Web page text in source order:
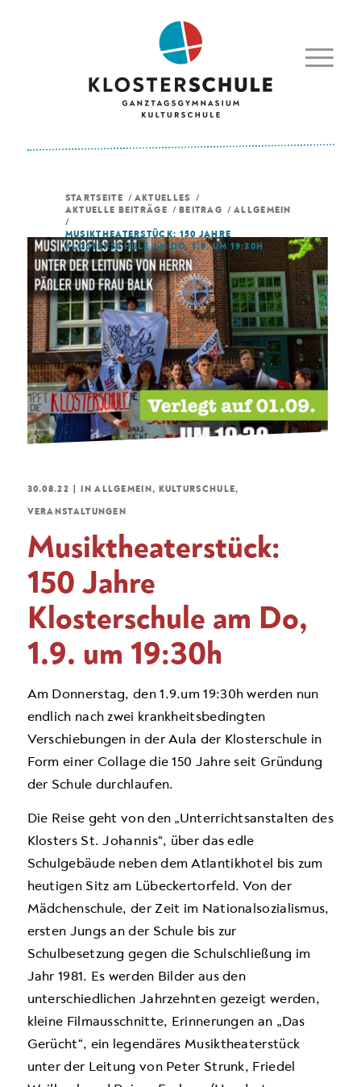
STARTSEITE / AKTUELLES
/
AKTUELLE BEITRÄGE / BEITRAG / ALLGEMEIN
/
MUSIKTHEATERSTÜCK: 150 JAHRE
KLOSTERSCHULE AM DO, 1.9. UM 19:30H
30.08.22 INALLGEMEIN, KULTURSCHULE,
VERANSTALTUNGEN
Musiktheaterstück:
150 Jahre
Klosterschule am Do,
1.9. um 19:30h
Am Donnerstag, den 1.9.um 19:30h werden nun
endlich nach zwei krankheitsbedingten
Verschiebungen in der Aula der Klosterschule in
Form einer Collage die 150 Jahre seit Gründung
der Schule durchlaufen.
Die Reise geht von den „Unterrichtsanstalten des
Klosters St. Johannis“, über das edle
Schulgebäude neben dem Atlantikhotel bis zum
heutigen Sitz am Lübeckertorfeld. Von der
Mädchenschule, der Zeit im Nationalsozialismus,
ersten Jungs an der Schule bis zur
Schulbesetzung gegen die Schulschließung im
Jahr 1981. Es werden Bilder aus den
unterschiedlichen Jahrzehnten gezeigt werden,
kleine Filmausschnitte, Erinnerungen an „Das
Gerücht“, ein legendäres Musiktheaterstück
unter der Leitung von Peter Strunk, Friedel